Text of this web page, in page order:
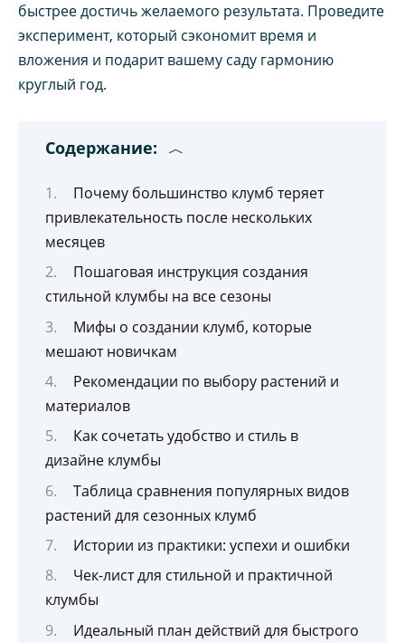
быстрее достичь желаемого результата. Проведите
эксперимент, который сэкономит время и
вложения и подарит вашему саду гармонию
круглый год.
Содержание:
Почему большинство клумб теряет
привлекательность после нескольких
месяцев
Пошаговая инструкция создания
стильной клумбы на все сезоны
Мифы о создании клумб, которые
мешают новичкам
Рекомендации по выбору растений и
материалов
Как сочетать удобство и стиль в
дизайне клумбы
Таблица сравнения популярных видов
растений для сезонных клумб
Истории из практики: успехи и ошибки
Чек-лист для стильной и практичной
клумбы
Идеальный план действий для быстрого